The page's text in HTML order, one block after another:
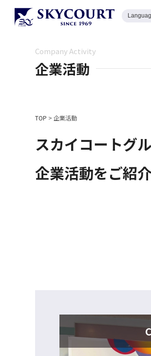
Company Activity
企業活動
TOP > 企業活動
スカイコートグ
企業活動をご紹介